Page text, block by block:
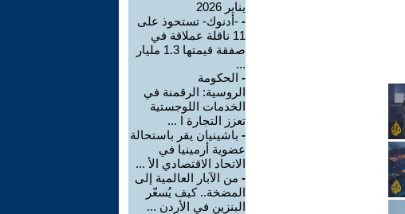
يناير 2026
- -أدنوك- تستحوذ على
11 ناقلة عملاقة في
صفقة قيمتها 1.3 مليار
...
- الحكومة
الروسية: الرقمنة في
الخدمات اللوجستية
تعزز التجارة ا ...
- باشينيان يقر باستحالة
عضوية أرمينيا في
الاتحاد الاقتصادي الأ ...
- من الآبار العالمية إلى
المضخة.. كيف يُسعّر
البنزين في الأردن ...